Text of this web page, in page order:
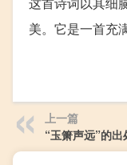
美。它是一首充
上一篇
“玉箫声远”的